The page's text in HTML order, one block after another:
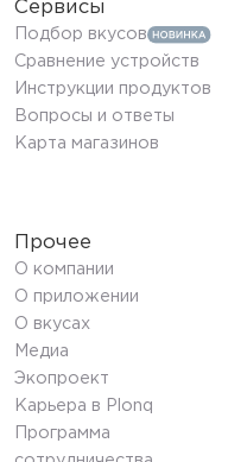
Сервисы
Подбор вкусов
Сравнение устройств
Инструкции продуктов
Вопросы и ответы
Карта магазинов
Прочее
О компании
О приложении
О вкусах
Медиа
Экопроект
Карьера в Plonq
Программа